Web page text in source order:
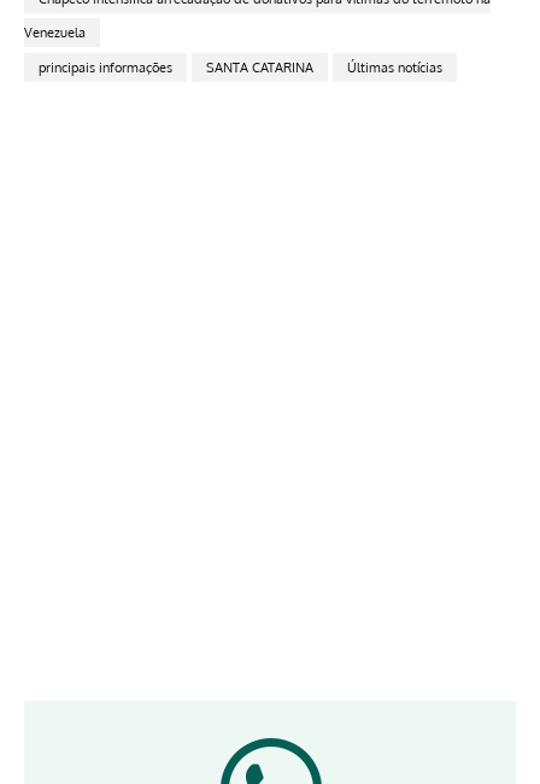
Venezuela
principais informações SANTA CATARINA Últimas notícias